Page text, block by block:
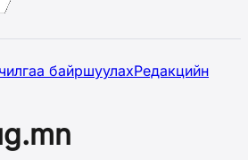
байршуулахРедакцийн